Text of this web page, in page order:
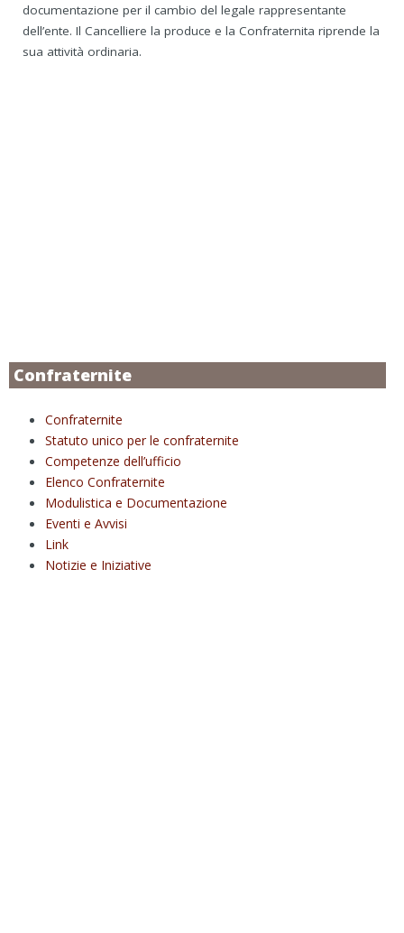
documentazione per il cambio del legale rappresentante
dell’ente. Il Cancelliere la produce e la Confraternita riprende la
sua attività ordinaria.
Confraternite
Confraternite
Statuto unico per le confraternite
Competenze dell’ufficio
Elenco Confraternite
Modulistica e Documentazione
Eventi e Avvisi
Link
Notizie e Iniziative